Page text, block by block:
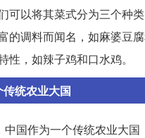
可以将其菜式分为三个种
的调料而闻名，如麻婆豆
性，如辣子鸡和口水鸡。
统农业大国
中国作为一个传统农业大